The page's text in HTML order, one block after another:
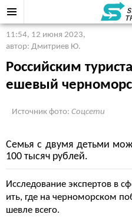
11:54, 12 июня 2023,
автор: Дмитриев Ю.
Российским
ешевый
Источник фото: Соцсети
Семья с двумя детьми
100 тысяч рублей.
Исследование экспертов в
ить, где на черноморском
шевле всего.